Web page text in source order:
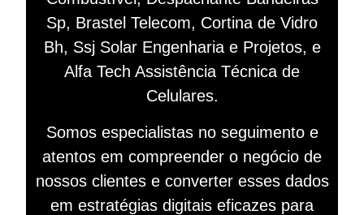
Sp, Brastel Telecom, Cortina de Vidro
Bh, Ssj Solar Engenharia e Projetos, e
Alfa Tech Assistência Técnica de
Celulares.
Somos especialistas no seguimento e
atentos em compreender o negócio de
nossos clientes e converter esses dados
em estratégias digitais eficazes para